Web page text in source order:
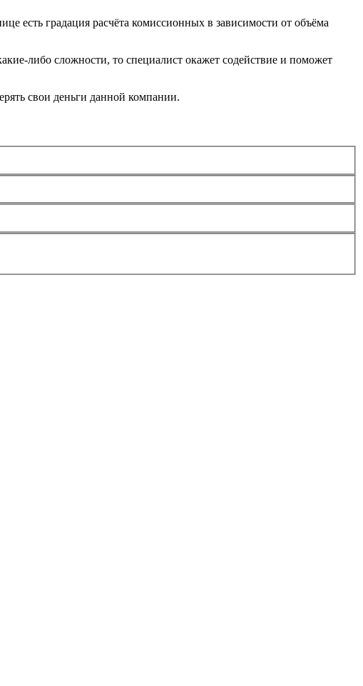
есть градация расчёта комиссионных в зависимости от объёма
либо сложности, то специалист окажет содействие и поможет
свои деньги данной компании.